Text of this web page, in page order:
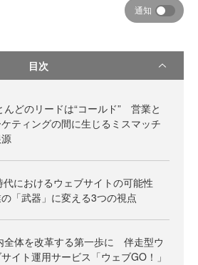
通知
目次
んどのリードは“コールド” 営業と
ティングの間に生じるミスマッチ
代におけるウェブサイトの可能性
「武器」に変える3つの視点
全体を改革する第一歩に 伴走型ウ
イト運用サービス「ウェブGO！」